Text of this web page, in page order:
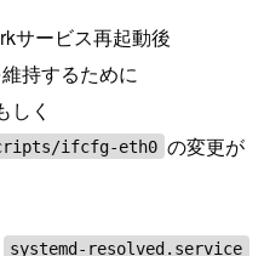
サービス再起動後
持するために
しく
ifcfg-eth0 の変更が
systemd-resolved.service